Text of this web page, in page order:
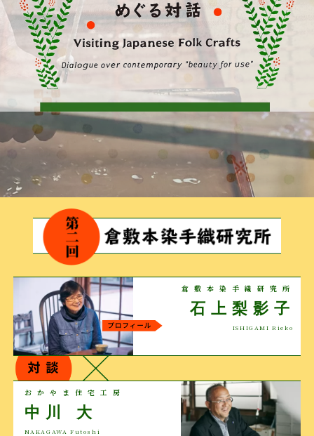
倉敷本染手織研究所
石上梨影子
ISHIGAMI Rieko
おかやま住宅工房
中川 大
NAKAGAWA Futoshi